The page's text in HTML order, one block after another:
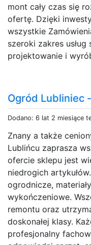
mont cały czas się
ofertę. Dzięki
wszystkie
szeroki zakres usług
projektowanie i
Ogród Lubliniec
Dodano: 6 lat 2 miesiące
Znany a także
Lublińcu zaprasza
ofercie sklepu jest
niedrogich
ogrodnicze,
wykończeniowe.
remontu oraz
doskonałej klasy.
profesjonalny